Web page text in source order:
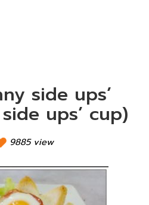
side ups’
ups’ cup)
9885 view